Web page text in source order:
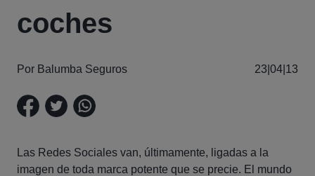
coches
Por Balumba Seguros 23|04|13
Las Redes Sociales van, últimamente, ligadas a la
imagen de toda marca potente que se precie. El mundo